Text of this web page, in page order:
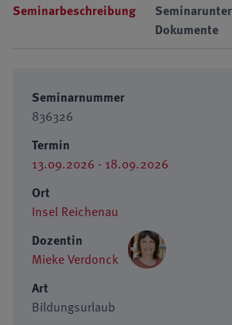
Seminarbeschreibung
Dokumente
Seminarnummer
836326
Termin
13.09.2026 - 18.09.2026
Ort
Insel Reichenau
Dozentin
Mieke Verdonck
Art
Bildungsurlaub